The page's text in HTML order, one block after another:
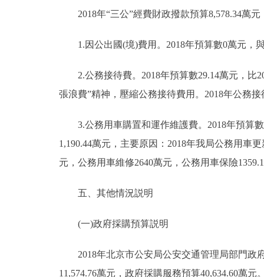
2018年“三公”經費財政撥款預算8,578.34萬元
1.因公出國(境)費用。2018年預算數0萬元，
2.公務接待費。2018年預算數29.14萬元，比
張浪費”精神，壓縮公務接待費用。2018年公務
3.公務用車購置和運作維護費。2018年預算數
1,190.44萬元，主要原因：2018年我局公務用車
元，公務用車維修2640萬元，公務用車保險
五、其他情況説明
(一)政府採購預算説明
2018年北京市公安局公安交通管理局部門政府
11,574.76萬元，政府採購服務預算40,634.60萬元